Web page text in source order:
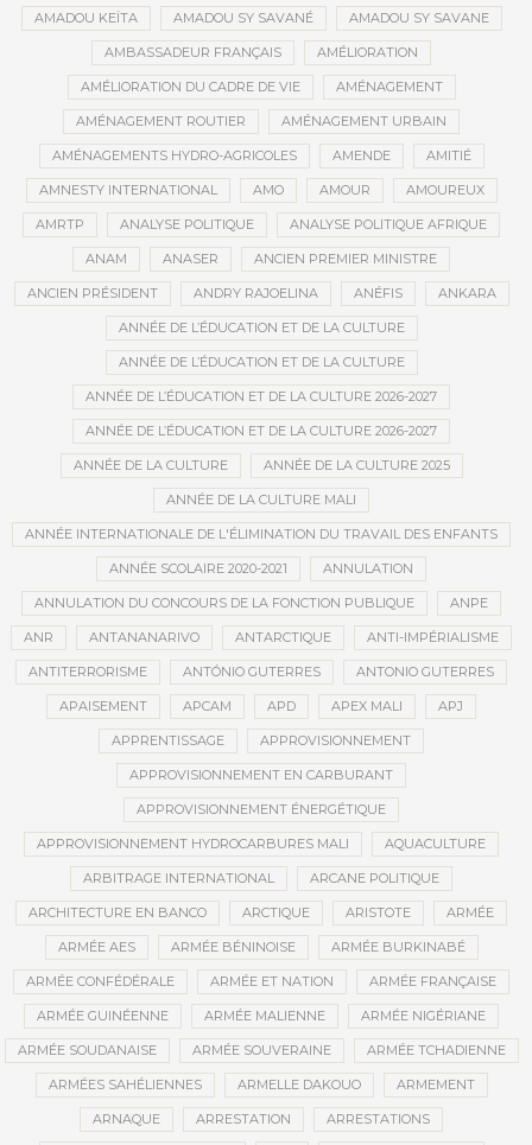
AMADOU KEÏTA AMADOU SY SAVANÉ AMADOU SY SAVANE
AMBASSADEUR FRANÇAIS AMÉLIORATION
AMÉLIORATION DU CADRE DE VIE AMÉNAGEMENT
AMÉNAGEMENT ROUTIER AMÉNAGEMENT URBAIN
AMÉNAGEMENTS HYDRO-AGRICOLES AMENDE AMITIÉ
AMNESTY INTERNATIONAL AMO AMOUR AMOUREUX
AMRTP ANALYSE POLITIQUE ANALYSE POLITIQUE AFRIQUE
ANAM ANASER ANCIEN PREMIER MINISTRE
ANCIEN PRÉSIDENT ANDRY RAJOELINA ANÉFIS ANKARA
ANNÉE DE L’ÉDUCATION ET DE LA CULTURE
ANNÉE DE L’ÉDUCATION ET DE LA CULTURE
ANNÉE DE L’ÉDUCATION ET DE LA CULTURE 2026-2027
ANNÉE DE L’ÉDUCATION ET DE LA CULTURE 2026-2027
ANNÉE DE LA CULTURE ANNÉE DE LA CULTURE 2025
ANNÉE DE LA CULTURE MALI
ANNÉE INTERNATIONALE DE L'ÉLIMINATION DU TRAVAIL DES ENFANTS
ANNÉE SCOLAIRE 2020-2021 ANNULATION
ANNULATION DU CONCOURS DE LA FONCTION PUBLIQUE ANPE
ANR ANTANANARIVO ANTARCTIQUE ANTI-IMPÉRIALISME
ANTITERRORISME ANTÓNIO GUTERRES ANTONIO GUTERRES
APAISEMENT APCAM APD APEX MALI APJ
APPRENTISSAGE APPROVISIONNEMENT
APPROVISIONNEMENT EN CARBURANT
APPROVISIONNEMENT ÉNERGÉTIQUE
APPROVISIONNEMENT HYDROCARBURES MALI AQUACULTURE
ARBITRAGE INTERNATIONAL ARCANE POLITIQUE
ARCHITECTURE EN BANCO ARCTIQUE ARISTOTE ARMÉE
ARMÉE AES ARMÉE BÉNINOISE ARMÉE BURKINABÉ
ARMÉE CONFÉDÉRALE ARMÉE ET NATION ARMÉE FRANÇAISE
ARMÉE GUINÉENNE ARMÉE MALIENNE ARMÉE NIGÉRIANE
ARMÉE SOUDANAISE ARMÉE SOUVERAINE ARMÉE TCHADIENNE
ARMÉES SAHÉLIENNES ARMELLE DAKOUO ARMEMENT
ARNAQUE ARRESTATION ARRESTATIONS